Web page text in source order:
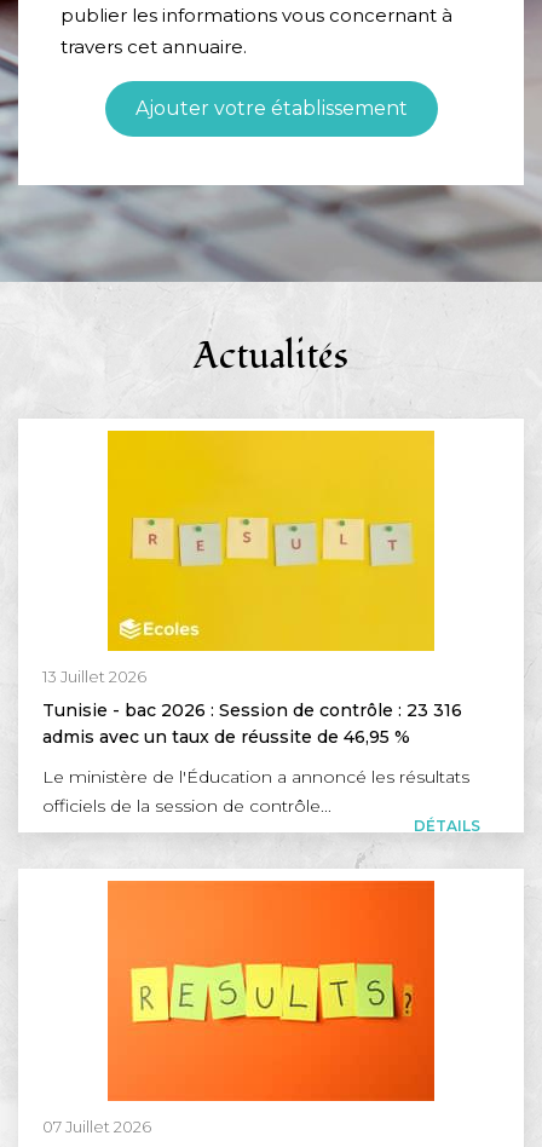
publier les informations vous concernant à
travers cet annuaire.
Ajouter votre établissement
Actualités
13 Juillet 2026
Tunisie - bac 2026 : Session de contrôle : 23 316
admis avec un taux de réussite de 46,95 %
Le ministère de l'Éducation a annoncé les résultats
officiels de la session de contrôle...
DÉTAILS
07 Juillet 2026